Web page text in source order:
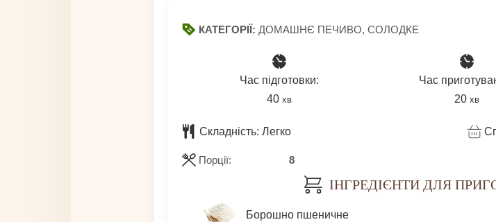
КАТЕГОРІЇ: ДОМАШНЄ ПЕЧИВО, СОЛОДКЕ
Час підготовки:
40хвилин
хв
Час
20 хв
Складність: Легко
Порції: 8
ІНГРЕДІЄНТИ ДЛЯ
Борошно пшеничне